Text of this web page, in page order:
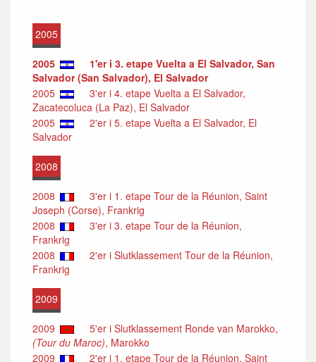
2005
2005
1'er i 3. etape Vuelta a El Salvador, San
Salvador (San Salvador), El Salvador
2005
3'er i 4. etape Vuelta a El Salvador,
Zacatecoluca (La Paz), El Salvador
2005
2'er i 5. etape Vuelta a El Salvador, El
Salvador
2008
2008
3'er i 1. etape Tour de la Réunion, Saint
Joseph (Corse), Frankrig
2008
3'er i 3. etape Tour de la Réunion,
Frankrig
2008
2'er i Slutklassement Tour de la Réunion,
Frankrig
2009
2009
5'er i Slutklassement Ronde van Marokko,
(Tour du Maroc), Marokko
2009
2'er i 1. etape Tour de la Réunion, Saint